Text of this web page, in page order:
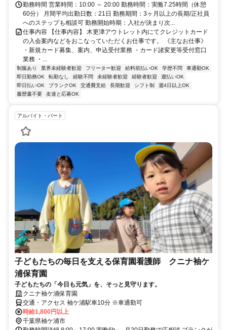
勤務時間 営業時間：10:00 ～ 20:00 勤務時間：実働7.25時間（休憩
60分） 月間平均出勤日数：21日 勤務期間：3ヶ月以上の長期/正社員
へのステップも相談可 勤務開始時期：入社が決まり次...
仕事内容 【仕事内容】 木更津アウトレット内にてクレジットカード
の入会案内などをおこなっていただくお仕事です。 《主なお仕事》
・新規カード募集、案内、申込受付業務 ・カード諸変更等受付窓口
業務 ・...
制服あり 業界未経験者歓迎 フリーター歓迎 給料前払いOK 学歴不問
車通勤OK
即日勤務OK
転勤なし 経験不問 未経験者歓迎 経験者歓迎
週払いOK
即日払いOK
ブランクOK 交通費支給 長期歓迎 シフト制
週4日以上OK
履歴書不要
友達と応募OK
アルバイト・パート
子どもたちの毎日を支える保育園看護師 クニナ袖ケ
浦保育園
子どもたちの「今日も元気」を、そっと見守ります。
クニナ袖ケ浦保育園
交通・アクセス 袖ケ浦駅車10分 ※車通勤可
時給1,800円以上
千葉県袖ケ浦市